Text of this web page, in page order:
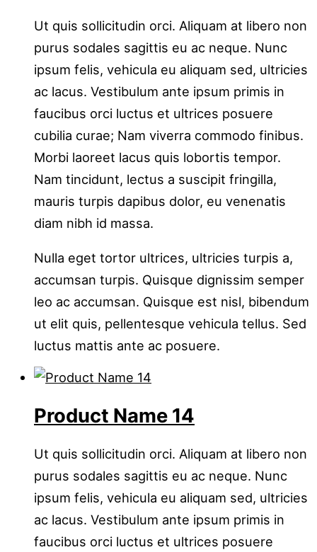
Ut quis sollicitudin orci. Aliquam at libero non
purus sodales sagittis eu ac neque. Nunc
ipsum felis, vehicula eu aliquam sed, ultricies
ac lacus. Vestibulum ante ipsum primis in
faucibus orci luctus et ultrices posuere
cubilia curae; Nam viverra commodo finibus.
Morbi laoreet lacus quis lobortis tempor.
Nam tincidunt, lectus a suscipit fringilla,
mauris turpis dapibus dolor, eu venenatis
diam nibh id massa.
Nulla eget tortor ultrices, ultricies turpis a,
accumsan turpis. Quisque dignissim semper
leo ac accumsan. Quisque est nisl, bibendum
ut elit quis, pellentesque vehicula tellus. Sed
luctus mattis ante ac posuere.
Product Name 14
Ut quis sollicitudin orci. Aliquam at libero non
purus sodales sagittis eu ac neque. Nunc
ipsum felis, vehicula eu aliquam sed, ultricies
ac lacus. Vestibulum ante ipsum primis in
faucibus orci luctus et ultrices posuere